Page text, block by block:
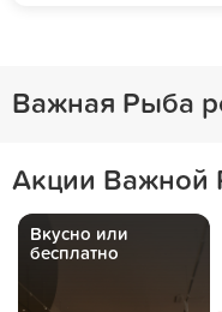
Важная Рыба
Акции Важной
Вкусно или
бесплатно